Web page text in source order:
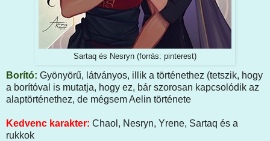
Sartaq és Nesryn (forrás: pinterest)
Borító: Gyönyörű, látványos, illik a történethez (tetszik, hogy
a borítóval is mutatja, hogy ez, bár szorosan kapcsolódik az
alaptörténethez, de mégsem Aelin története
Kedvenc karakter: Chaol, Nesryn, Yrene, Sartaq és a
rukkok